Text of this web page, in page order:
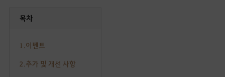
목차
1.이벤트
2.추가 및 개선 사항